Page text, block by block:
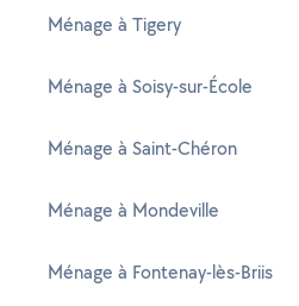
Ménage à Tigery
Ménage à Soisy-sur-École
Ménage à Saint-Chéron
Ménage à Mondeville
Ménage à Fontenay-lès-Briis